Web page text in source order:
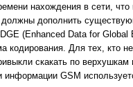
нахождения в сети,
дополнить
(Enhanced Data for Global
Для тех, кто
скакать по верхушкам
GSM